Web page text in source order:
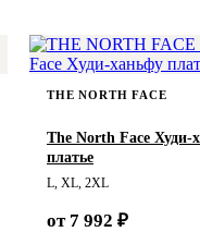
THE NORTH FACE
The North Face Худи-
платье
L, XL, 2XL
от 7 992 ₽